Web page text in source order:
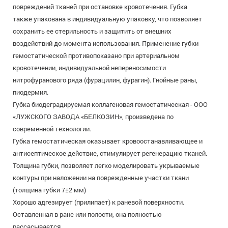
повреждений тканей при остановке кровотечения. Губка
также упакована в индивидуальную упаковку, что позволяет
сохранить ее стерильность и защитить от внешних
воздействий до момента использования. Применение губки
гемостатической противопоказано при артериальном
кровотечении, индивидуальной непереносимости
нитрофуранового ряда (фурацилин, фурагин). Гнойные раны,
пиодермия.
Губка биодеградируемая коллагеновая гемостатическая - ООО
«ЛУЖСКОГО ЗАВОДА «БЕЛКОЗИН», произведена по
современной технологии.
Губка гемостатическая оказывает кровоостанавливающее и
антисептическое действие, стимулирует регенерацию тканей.
Толщина губки, позволяет легко моделировать укрываемые
контуры при наложении на поврежденные участки ткани
(толщина губки 7±2 мм)
Хорошо адгезирует (прилипает) к раневой поверхности.
Оставленная в ране или полости, она полностью